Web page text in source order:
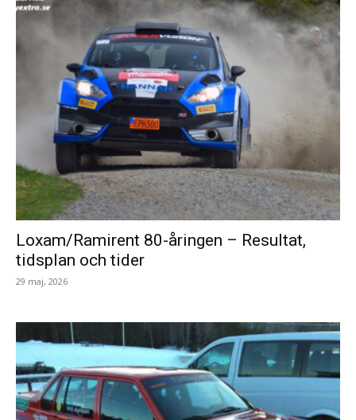
Loxam/Ramirent 80-åringen – Resultat,
tidsplan och tider
29 maj, 2026